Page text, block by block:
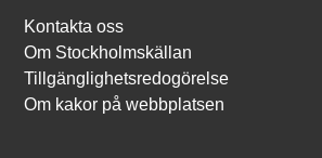
Kontakta oss
Om Stockholmskällan
Tillgänglighetsredogörelse
Om kakor på webbplatsen